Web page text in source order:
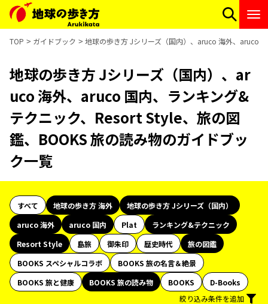
TOP ガイドブック 地球の歩き方 Jシリーズ（国内）、aruco 海外、aruco
地球の歩き方 Jシリーズ（国内）、ar
uco 海外、aruco 国内、ランキング&
テクニック、Resort Style、旅の図
鑑、BOOKS 旅の読み物のガイドブッ
ク一覧
すべて 地球の歩き方 海外
地球の歩き方 Jシリーズ（国内）
aruco 海外
aruco 国内 Plat
ランキング&テクニック
Resort Style
島旅 御朱印 歴史時代
旅の図鑑
BOOKS スペシャルコラボ
BOOKS 旅の名言＆絶景
BOOKS 旅と健康
BOOKS 旅の読み物 BOOKS
D-Books
絞り込み条件を追加